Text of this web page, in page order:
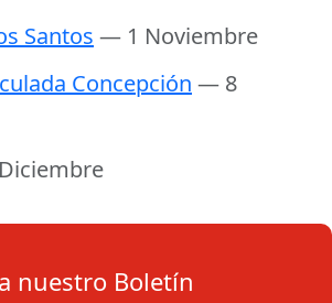
Santos — 1 Noviembre
Concepción — 8
nuestro Boletín